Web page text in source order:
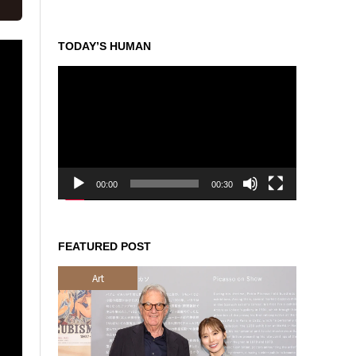
TODAY’S HUMAN
00:00 00:30
FEATURED POST
Art